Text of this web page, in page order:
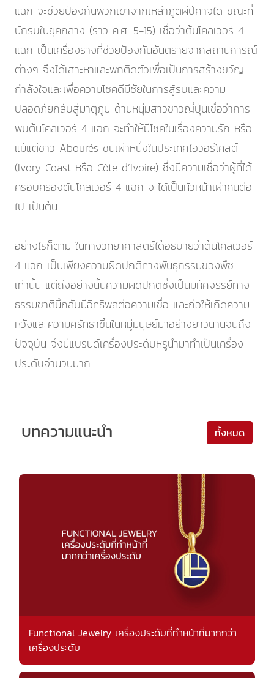
แฉก จะช่วยป้องกันพวกเขาจากเหล่าภูติผีปีศาจได้ ขณะที่
นักรบในยุคกลาง (ราว ค.ศ. 5-15) เชื่อว่าต้นโคลเวอร์ 4
แฉก เป็นเครื่องรางที่ช่วยป้องกันอันตรายจากสถานการณ์
ต่างๆ จึงได้เสาะหาและพกติดตัวเพื่อเป็นการสร้างขวัญ
กำลังใจและเพื่อความโชคดีมีชัยในการสู้รบและความ
ปลอดภัยกลับสู่มาตุภูมิ ด้านหนุ่มสาวชาวญี่ปุ่นเชื่อว่าการ
พบต้นโคลเวอร์ 4 แฉก จะทำให้มีโชคในเรื่องความรัก หรือ
แม้แต่ชาว Abourés ชนเผ่าหนึ่งในประเทศไอวอรีโคสต์
(Ivory Coast หรือ Côte d’Ivoire) ซึ่งมีความเชื่อว่าผู้ที่ได้
ครอบครองต้นโคลเวอร์ 4 แฉก จะได้เป็นหัวหน้าเผ่าคนต่อ
ไป เป็นต้น
อย่างไรก็ตาม ในทางวิทยาศาสตร์ได้อธิบายว่าต้นโคลเวอร์
4 แฉก เป็นเพียงความผิดปกติทางพันธุกรรมของพืช
เท่านั้น แต่ถึงอย่างนั้นความผิดปกติซึ่งเป็นมหัศจรรย์ทาง
ธรรมชาตินี้กลับมีอิทธิพลต่อความเชื่อ และก่อให้เกิดความ
หวังและความศรัทธาขึ้นในหมู่มนุษย์มาอย่างยาวนานจนถึง
ปัจจุบัน จึงมีแบรนด์เครื่องประดับหรูนำมาทำเป็นเครื่อง
ประดับจำนวนมาก
บทความแนะนำ ทั้งหมด
Functional Jewelry เครื่องประดับที่ทำหน้าที่มากกว่า
เครื่องประดับ